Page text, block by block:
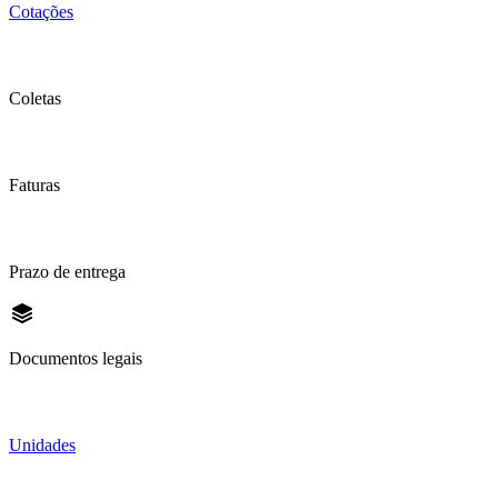
Cotações
Coletas
Faturas
Prazo de entrega
Documentos legais
Unidades